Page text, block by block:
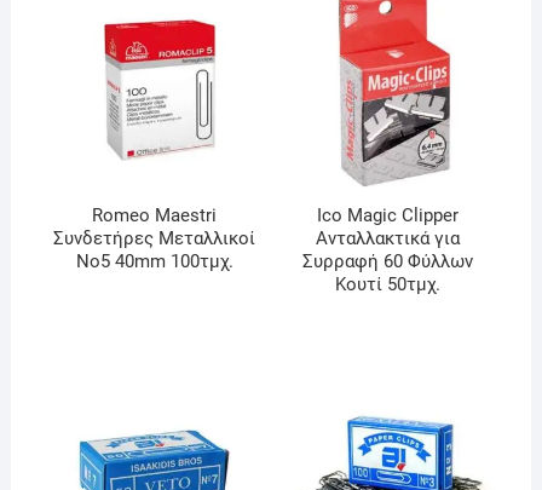
Romeo Maestri
Συνδετήρες Μεταλλικοί
No5 40mm 100τμχ.
Ico Magic Clipper
Ανταλλακτικά για
Συρραφή 60 Φύλλων
Κουτί 50τμχ.